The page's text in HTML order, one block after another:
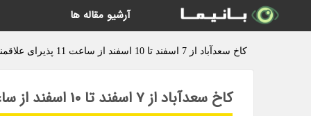
کاخ سعدآباد از 7 اسفند تا 10 اسفند از ساعت 11 پذیرای علاقمندان بوده است - فدایی داری
کاخ سعدآباد از 7 اسفند تا 10 اسفند از ساعت 11 پذیرای علاقمندان بوده است
آرشیو مقاله ها